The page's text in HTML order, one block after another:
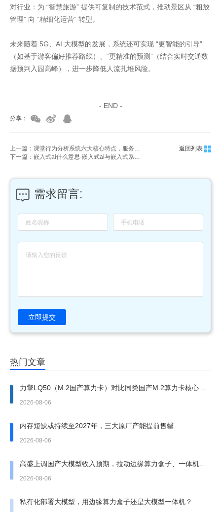
对行业：为 “智慧旅游” 提供可复制的技术范式，推动景区从 “粗放
管理” 向 “精细化运营” 转型。
未来随着 5G、AI 大模型的发展，系统还可实现 “更智能的引导”
（如基于游客偏好推荐路线）、“更精准的预测”（结合实时交通数
据预判入园高峰），进一步降低人流扎堆风险。
- END -
分享：
上一篇：课堂行为分析系统六大核心特点，服务于"以学生为中心"的智慧教育场景
返回列表
下一篇：嵌入式ai什么意思-嵌入式ai与嵌入式系统的关系及本质
需求留言:
立即提交
热门文章
力擎LQ50（M.2国产算力卡）对比同类国产M.2算力卡核心优
势
2026-08-06
内存短缺或持续至2027年，三大原厂产能提前售罄
2026-08-06
高盛上调国产大模型收入预期，拉动边缘算力盒子、一体机需
求走强
2026-08-06
私有化部署大模型，用边缘算力盒子还是大模型一体机？